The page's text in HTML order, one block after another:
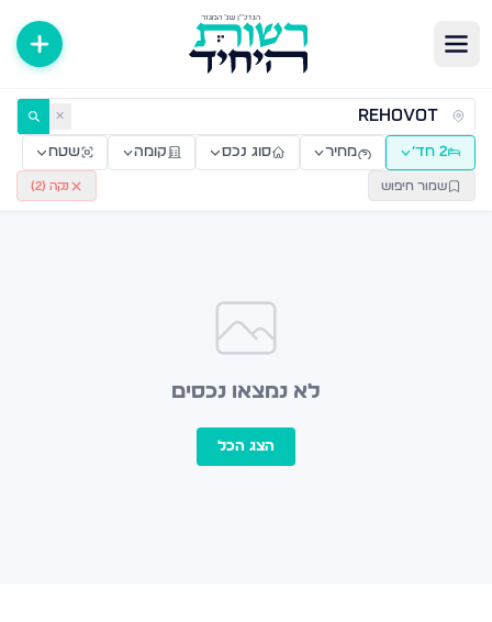
דירות למכירה ולהשכרה — רשות היחיד ✕
2 חד׳ מחיר סוג נכס קומה שטח
שמור חיפוש נקה (2
)
לא נמצאו נכסים
הצג הכל